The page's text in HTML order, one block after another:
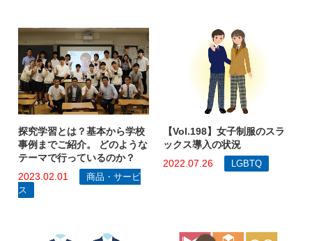
探究学習とは？基本から学校
事例までご紹介。 どのような
テーマで行っているのか？
2023.02.01
商品・サービ
ス
【Vol.198】女子制服のスラ
ックス導入の状況
2022.07.26
LGBTQ